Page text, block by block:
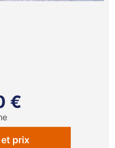
€
prix